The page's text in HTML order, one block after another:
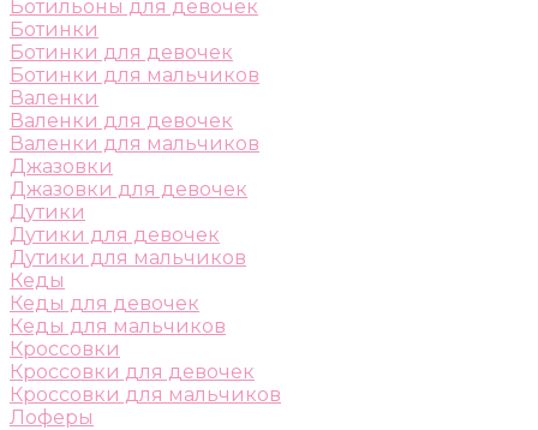
Ботильоны для девочек
Ботинки
Ботинки для девочек
Ботинки для мальчиков
Валенки
Валенки для девочек
Валенки для мальчиков
Джазовки
Джазовки для девочек
Дутики
Дутики для девочек
Дутики для мальчиков
Кеды
Кеды для девочек
Кеды для мальчиков
Кроссовки
Кроссовки для девочек
Кроссовки для мальчиков
Лоферы